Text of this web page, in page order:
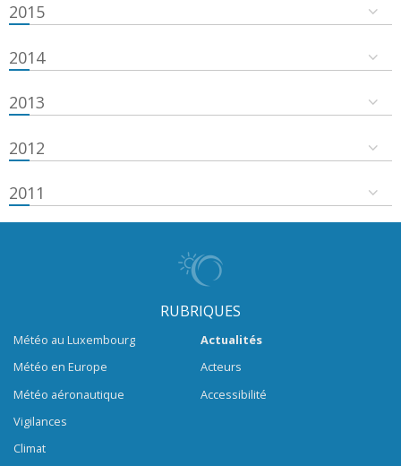
2015
2014
2013
2012
2011
RUBRIQUES
Météo au Luxembourg
Météo en Europe
Météo aéronautique
Vigilances
Climat
Actualités
Acteurs
Accessibilité